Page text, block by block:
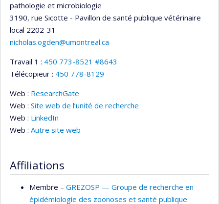
pathologie et microbiologie
3190, rue Sicotte - Pavillon de santé publique vétérinaire
local 2202-31
nicholas.ogden@umontreal.ca
Travail 1 : 450 773-8521 #8643
Télécopieur : 450 778-8129
Web : ResearchGate
Web : Site web de l’unité de recherche
Web : LinkedIn
Web : Autre site web
Affiliations
Membre – GREZOSP — Groupe de recherche en
épidémiologie des zoonoses et santé publique